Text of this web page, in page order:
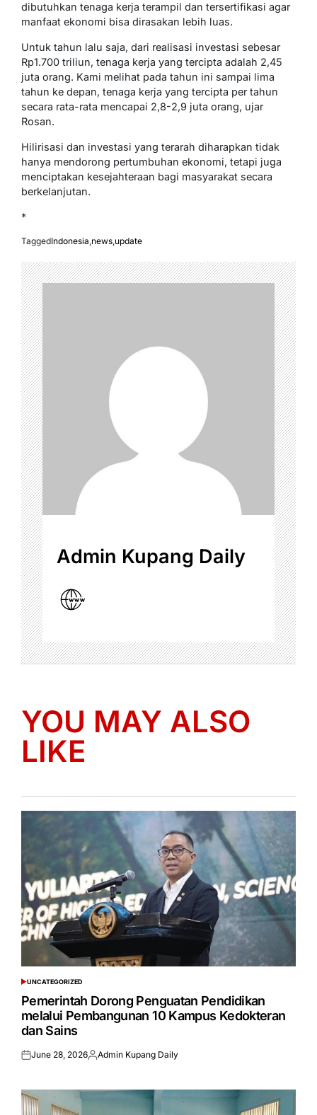
dibutuhkan tenaga kerja terampil dan tersertifikasi agar
manfaat ekonomi bisa dirasakan lebih luas.
Untuk tahun lalu saja, dari realisasi investasi sebesar
Rp1.700 triliun, tenaga kerja yang tercipta adalah 2,45
juta orang. Kami melihat pada tahun ini sampai lima
tahun ke depan, tenaga kerja yang tercipta per tahun
secara rata-rata mencapai 2,8-2,9 juta orang, ujar
Rosan.
Hilirisasi dan investasi yang terarah diharapkan tidak
hanya mendorong pertumbuhan ekonomi, tetapi juga
menciptakan kesejahteraan bagi masyarakat secara
berkelanjutan.
*
TaggedIndonesia,news,update
Admin Kupang Daily
YOU MAY ALSO
LIKE
POSTED
IN
UNCATEGORIZED
Pemerintah Dorong Penguatan Pendidikan
melalui Pembangunan 10 Kampus Kedokteran
dan Sains
Posted
June 28, 2026Posted
Admin Kupang Daily